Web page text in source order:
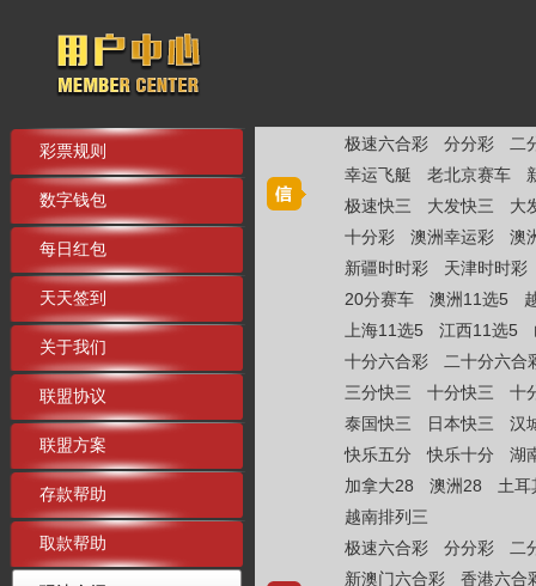
彩票规则
数字钱包
每日红包
天天签到
关于我们
联盟协议
联盟方案
存款帮助
取款帮助
极速六合彩 分分彩
二
幸运飞艇
老北京赛车
极速快三
大发快三
大
十分彩
澳洲幸运彩
澳
新疆时时彩
天津时时彩
20分赛车
澳洲11选5
上海11选5
江西11选5
十分六合彩
二十分六合
三分快三
十分快三
十
泰国快三
日本快三
汉
快乐五分
快乐十分
湖
加拿大28
澳洲28
土耳
越南排列三
极速六合彩
分分彩
二
新澳门六合彩
香港六合